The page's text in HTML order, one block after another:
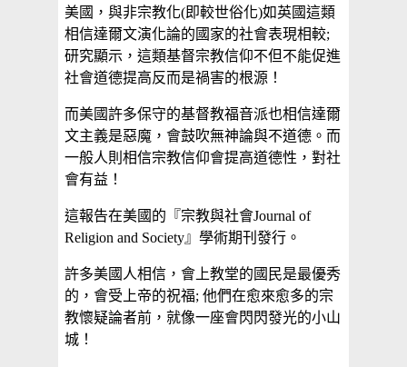
美國，與非宗教化(即較世俗化)如英國這類
相信達爾文演化論的國家的社會表現相較;
研究顯示，這類基督宗教信仰不但不能促進
社會道德提高反而是禍害的根源！
而美國許多保守的基督教福音派也相信達爾
文主義是惡魔，會鼓吹無神論與不道德。而
一般人則相信宗教信仰會提高道德性，對社
會有益！
這報告在美國的『宗教與社會Journal of
Religion and Society』學術期刊發行。
許多美國人相信，會上教堂的國民是最優秀
的，會受上帝的祝福; 他們在愈來愈多的宗
教懷疑論者前，就像一座會閃閃發光的小山
城！